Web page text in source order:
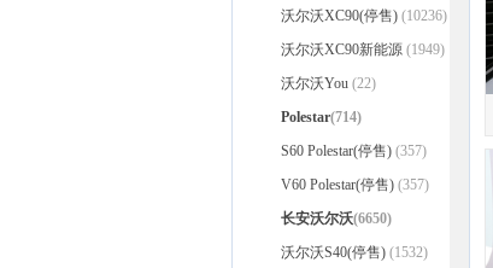
沃尔沃XC90(停售) (10236)
沃尔沃XC90新能源 (1949)
沃尔沃You (22)
Polestar(714)
S60 Polestar(停售) (357)
V60 Polestar(停售) (357)
长安沃尔沃(6650)
沃尔沃S40(停售) (1532)